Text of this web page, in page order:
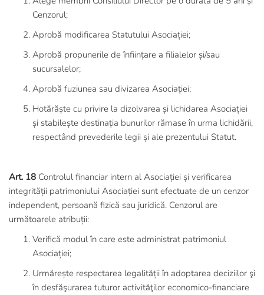
Cenzorul;
Aprobă modificarea Statutului Asociației;
Aprobă propunerile de înființare a filialelor și/sau
sucursalelor;
Aprobă fuziunea sau divizarea Asociației;
Hotărăște cu privire la dizolvarea și lichidarea Asociației
și stabilește destinația bunurilor rămase în urma lichidării,
respectând prevederile legii și ale prezentului Statut.
Art. 18 Controlul financiar intern al Asociației și verificarea
integrității patrimoniului Asociației sunt efectuate de un cenzor
independent, persoană fizică sau juridică. Cenzorul are
următoarele atribuții:
Verifică modul în care este administrat patrimoniul
Asociației;
Urmărește respectarea legalității în adoptarea deciziilor şi
în desfăşurarea tuturor activităţilor economico-financiare